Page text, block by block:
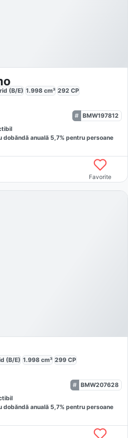
(B/E) 1.998 cm³ 292 CP
BMW197812
dobăndă anuală 5,7% pentru persoane
Favorite
(B/E) 1.998 cm³ 299 CP
BMW207628
dobăndă anuală 5,7% pentru persoane